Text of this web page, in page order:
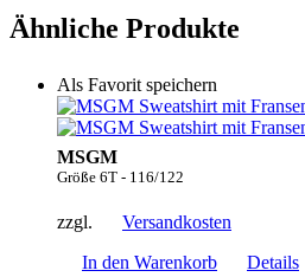
Ähnliche Produkte
Als Favorit speichern
MSGM
Größe 6T - 116/122
zzgl.
Versandkosten
In den Warenkorb
Details